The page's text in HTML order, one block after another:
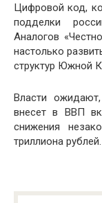
Цифровой код,
подделки
Аналогов
настолько
структур Южной
Власти
внесет в ВВП
снижения
триллиона рублей.